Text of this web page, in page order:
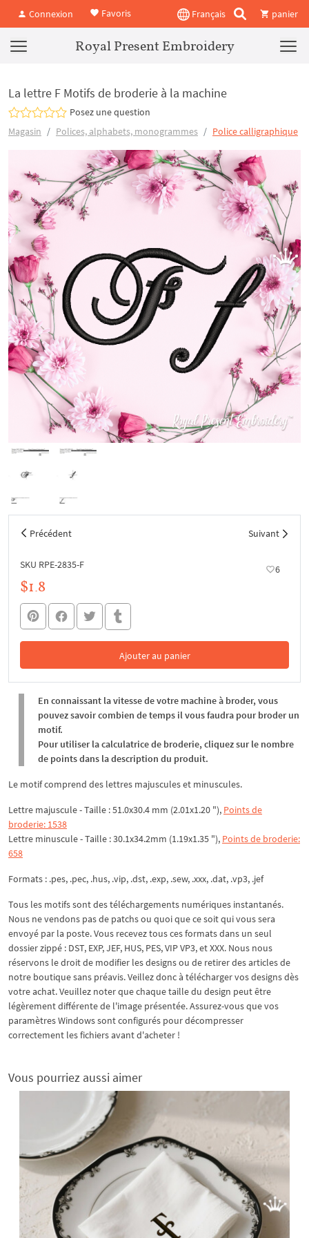
Connexion Favoris Français panier
Royal Present Embroidery
La lettre F Motifs de broderie à la machine
Posez une question
Magasin
Polices, alphabets, monogrammes Police calligraphique
Précédent Suivant
SKU RPE-2835-F 6
$1.8
Ajouter au panier
Dans le panier
En connaissant la vitesse de votre machine à broder, vous
pouvez savoir combien de temps il vous faudra pour broder un
motif.
Pour utiliser la calculatrice de broderie, cliquez sur le nombre
de points dans la description du produit.
Le motif comprend des lettres majuscules et minuscules.
Lettre majuscule - Taille : 51.0x30.4 mm (2.01x1.20 "), Points de
broderie: 1538
Lettre minuscule - Taille : 30.1x34.2mm (1.19x1.35 "), Points de broderie:
658
Formats : .pes, .pec, .hus, .vip, .dst, .exp, .sew, .xxx, .dat, .vp3, .jef
Tous les motifs sont des téléchargements numériques instantanés.
Nous ne vendons pas de patchs ou quoi que ce soit qui vous sera
envoyé par la poste. Vous recevez tous ces formats dans un seul
dossier zippé : DST, EXP, JEF, HUS, PES, VIP VP3, et XXX. Nous nous
réservons le droit de modifier les designs ou de retirer des articles de
notre boutique sans préavis. Veillez donc à télécharger vos designs dès
votre achat. Veuillez noter que chaque taille du design peut être
légèrement différente de l'image présentée. Assurez-vous que vos
paramètres Windows sont configurés pour décompresser
correctement les fichiers avant d'acheter !
Vous pourriez aussi aimer